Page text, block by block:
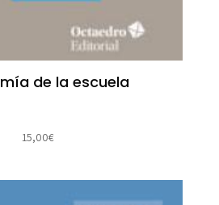
de la escuela
15,00€